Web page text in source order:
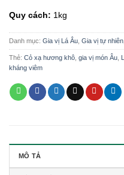
Quy cách: 1kg
Danh mục: Gia vị Lá Âu Gia vị tự nhiên
Thẻ: Cỏ xạ hương khô gia vị món Âu
kháng viêm
MÔ TẢ